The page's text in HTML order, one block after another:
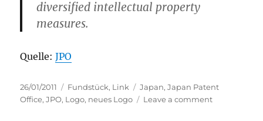
diversified intellectual property
measures.
Quelle:JPO
Posted
on
26/01/2011 Categories
Fundstück, Link Tags
Japan,Japan Patent
Office,JPO, Logo, neues Logo Leave a commenton